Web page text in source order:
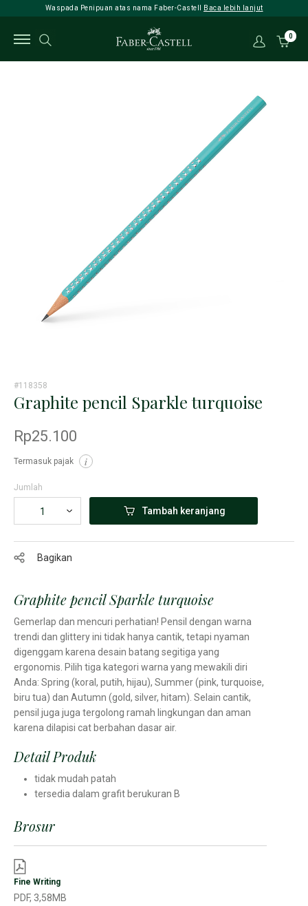
Waspada Penipuan atas nama Faber-Castell Baca lebih lanjut
0
#118358
Graphite pencil Sparkle turquoise
Rp25.100
Termasuk pajak i
Jumlah
Tambah keranjang
Bagikan
Graphite pencil Sparkle turquoise
Gemerlap dan mencuri perhatian! Pensil dengan warna
trendi dan glittery ini tidak hanya cantik, tetapi nyaman
digenggam karena desain batang segitiga yang
ergonomis. Pilih tiga kategori warna yang mewakili diri
Anda: Spring (koral, putih, hijau), Summer (pink, turquoise,
biru tua) dan Autumn (gold, silver, hitam). Selain cantik,
pensil juga juga tergolong ramah lingkungan dan aman
karena dilapisi cat berbahan dasar air.
Detail Produk
tidak mudah patah
tersedia dalam grafit berukuran B
Brosur
Fine Writing
PDF, 3,58MB